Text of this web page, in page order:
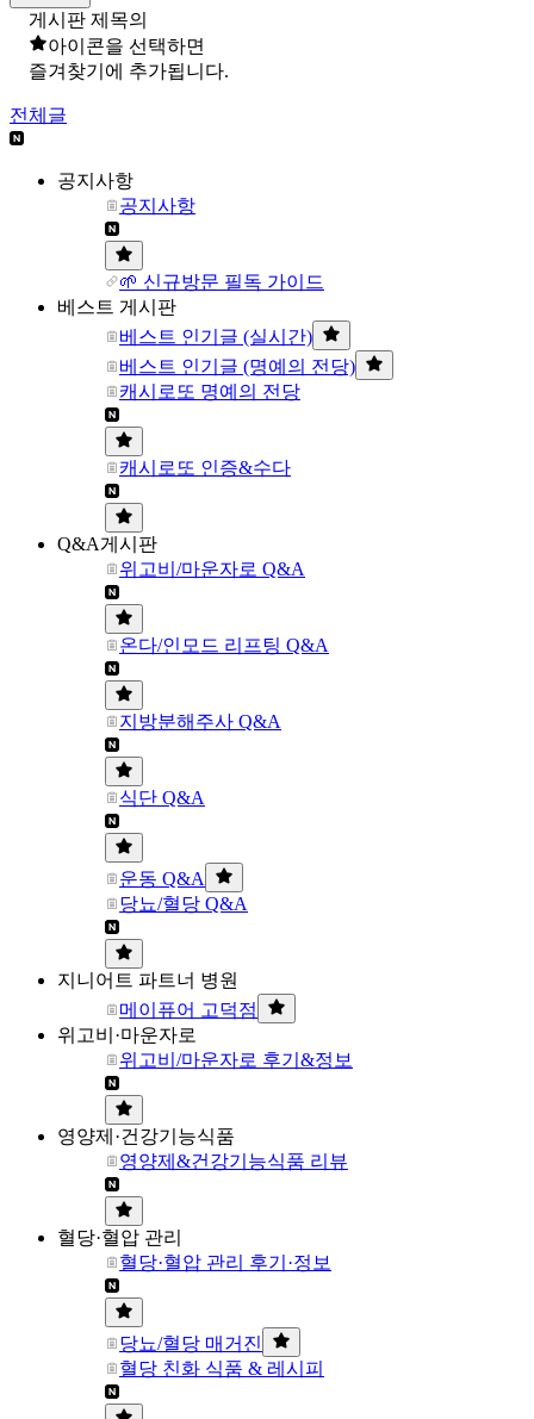
게시판 제목의
아이콘을 선택하면
즐겨찾기에 추가됩니다.
전체글
공지사항
공지사항
🌱 신규방문 필독 가이드
베스트 게시판
베스트 인기글 (실시간)
베스트 인기글 (명예의 전당)
캐시로또 명예의 전당
캐시로또 인증&수다
Q&A게시판
위고비/마운자로 Q&A
온다/인모드 리프팅 Q&A
지방분해주사 Q&A
식단 Q&A
운동 Q&A
당뇨/혈당 Q&A
지니어트 파트너 병원
메이퓨어 고덕점
위고비·마운자로
위고비/마운자로 후기&정보
영양제·건강기능식품
영양제&건강기능식품 리뷰
혈당·혈압 관리
혈당·혈압 관리 후기·정보
당뇨/혈당 매거진
혈당 친화 식품 & 레시피